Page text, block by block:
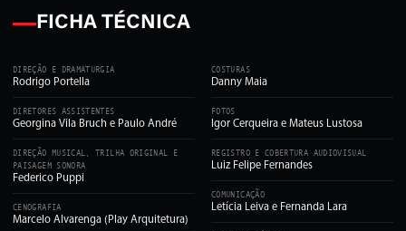
FICHA TÉCNICA
DIREÇÃO E DRAMATURGIA
Rodrigo Portella
DIRETORES ASSISTENTES
Georgina Vila Bruch e Paulo André
DIREÇÃO MUSICAL, TRILHA ORIGINAL E
PAISAGEM SONORA
Federico Puppi
CENOGRAFIA
Marcelo Alvarenga (Play Arquitetura)
COSTURAS
Danny Maia
FOTOS
Igor Cerqueira e Mateus Lustosa
REGISTRO E COBERTURA AUDIOVISUAL
Luiz Felipe Fernandes
COMUNICAÇÃO
Letícia Leiva e Fernanda Lara